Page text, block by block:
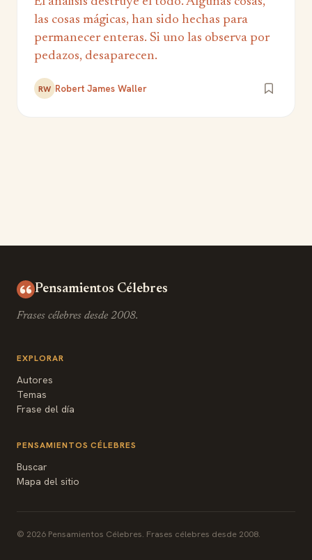
las cosas mágicas, han sido hechas para
permanecer enteras. Si uno las observa por
pedazos, desaparecen.
RW Robert James Waller
Pensamientos Célebres
Frases célebres desde 2008.
EXPLORAR
Autores
Temas
Frase del día
PENSAMIENTOS CÉLEBRES
Buscar
Mapa del sitio
© 2026 Pensamientos Célebres. Frases célebres desde 2008.